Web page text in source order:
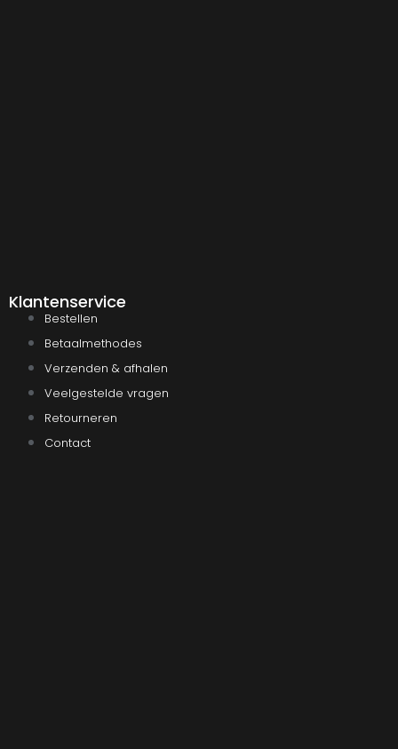
Klantenservice
Bestellen
Betaalmethodes
Verzenden & afhalen
Veelgestelde vragen
Retourneren
Contact